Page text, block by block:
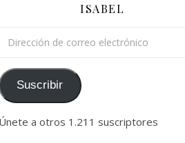
ISABEL
Suscribir
Únete a otros 1.211 suscriptores